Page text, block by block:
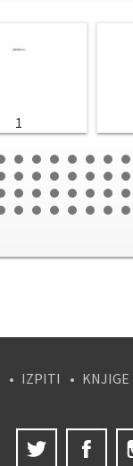
1
IZPITI KNJIGE
Twitter